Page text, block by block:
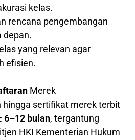
kelas.
rencana pengembangan
depan.
yang relevan agar
efisien.
Merek
hingga sertifikat merek terbit
6–12 bulan, tergantung
HKI Kementerian Hukum